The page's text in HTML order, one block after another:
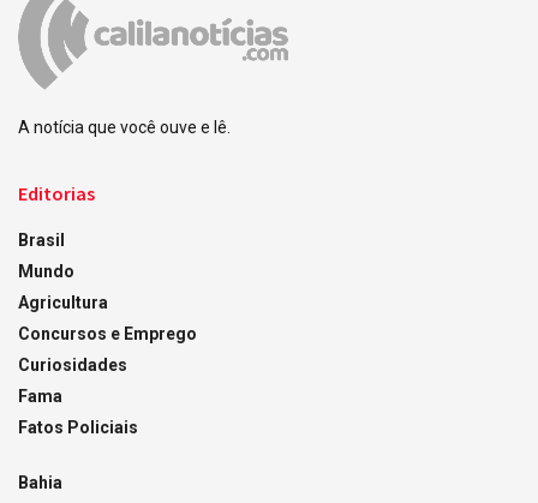
A notícia que você ouve e lê.
Editorias
Brasil
Mundo
Agricultura
Concursos e Emprego
Curiosidades
Fama
Fatos Policiais
Bahia